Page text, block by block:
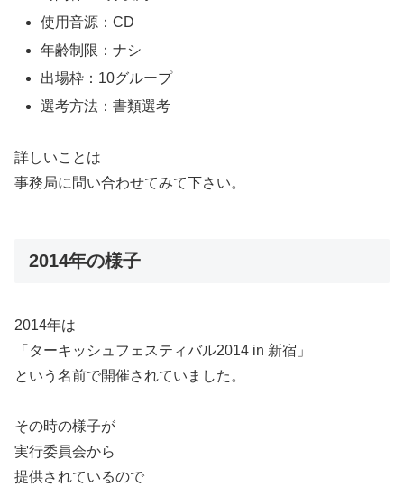
使用音源：CD
年齢制限：ナシ
出場枠：10グループ
選考方法：書類選考
詳しいことは
事務局に問い合わせてみて下さい。
2014年の様子
2014年は
「ターキッシュフェスティバル2014 in 新宿」
という名前で開催されていました。
その時の様子が
実行委員会から
提供されているので